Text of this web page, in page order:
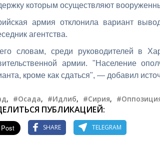
которым осуществляют
армия отклонила вариант
агентства.
словам, среди руководителей в
армии. "Население
кроме как сдаться", — добавил
, #Осада, #Идлиб, #Сирия,
ПУБЛИКАЦИЕЙ:
SHARE TELEGRAM